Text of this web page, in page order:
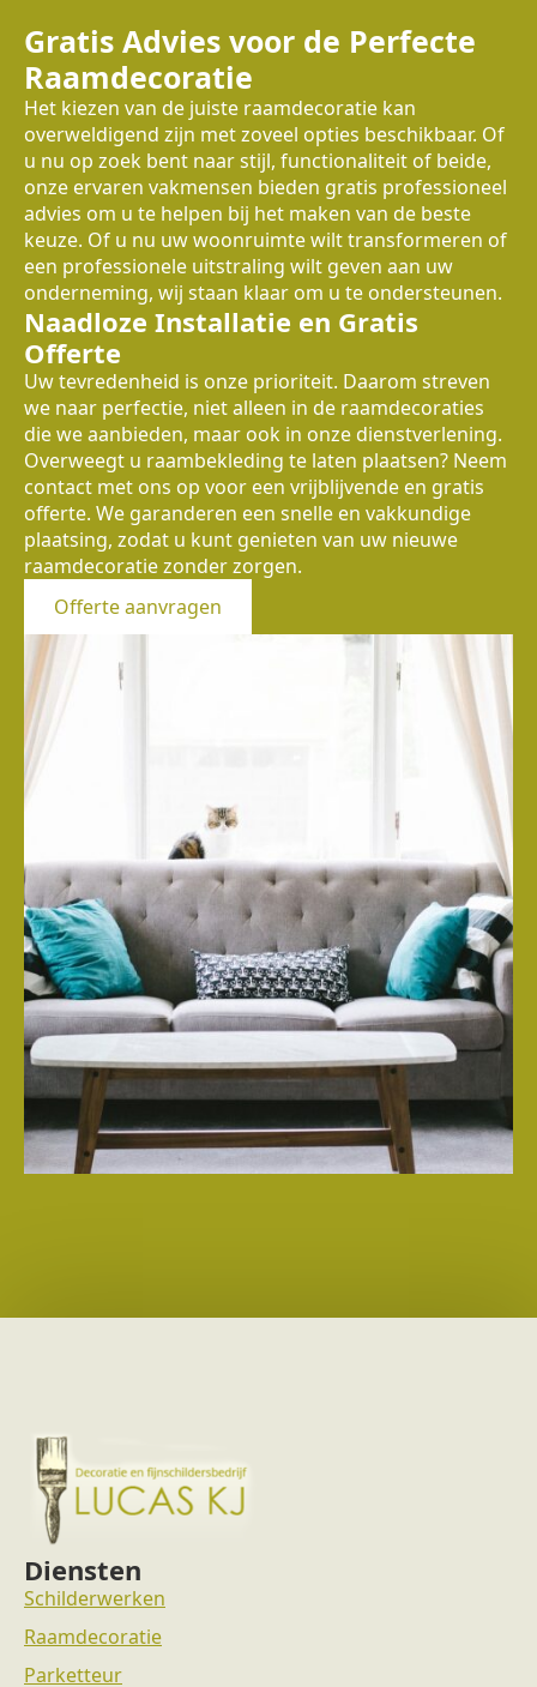
Gratis Advies voor de Perfecte
Raamdecoratie
Het kiezen van de juiste raamdecoratie kan
overweldigend zijn met zoveel opties beschikbaar. Of
u nu op zoek bent naar stijl, functionaliteit of beide,
onze ervaren vakmensen bieden gratis professioneel
advies om u te helpen bij het maken van de beste
keuze. Of u nu uw woonruimte wilt transformeren of
een professionele uitstraling wilt geven aan uw
onderneming, wij staan klaar om u te ondersteunen.
Naadloze Installatie en Gratis
Offerte
Uw tevredenheid is onze prioriteit. Daarom streven
we naar perfectie, niet alleen in de raamdecoraties
die we aanbieden, maar ook in onze dienstverlening.
Overweegt u raambekleding te laten plaatsen? Neem
contact met ons op voor een vrijblijvende en gratis
offerte. We garanderen een snelle en vakkundige
plaatsing, zodat u kunt genieten van uw nieuwe
raamdecoratie zonder zorgen.
Offerte aanvragen
Diensten
Schilderwerken
Raamdecoratie
Parketteur